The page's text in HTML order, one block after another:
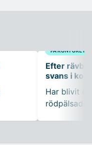
PÅ KONTORET
Efter
svans i
Har blivit
rödpälsade